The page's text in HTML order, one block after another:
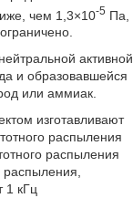
чем 1,3×10-5 Па,
активной
и образовавшейся
или аммиак.
изготавливают
распыления
распыления
распыления,
1 кГц